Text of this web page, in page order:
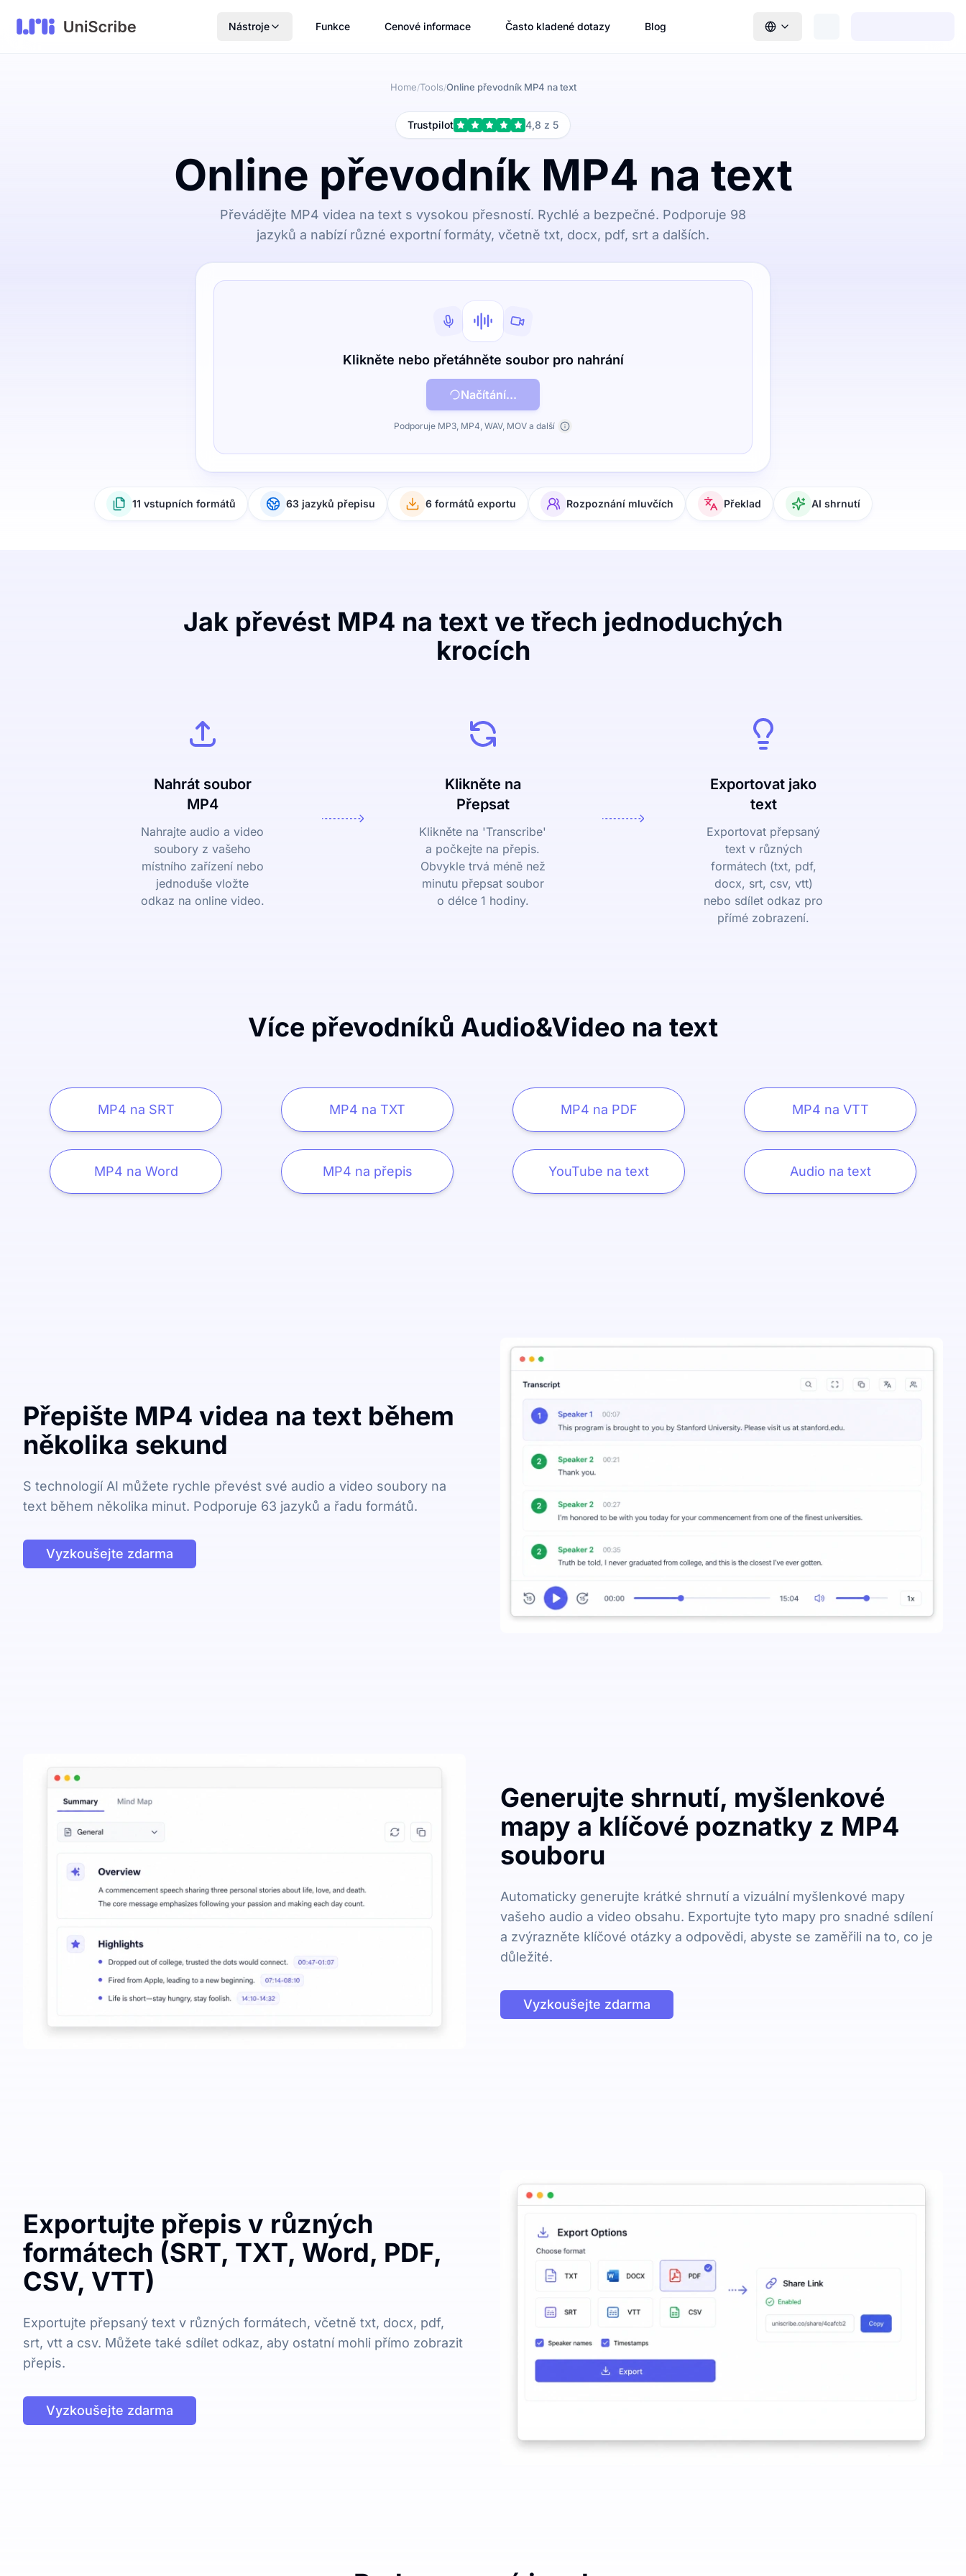
Nástroje Funkce Cenové informace Často kladené dotazy Blog
Home/Tools/Online převodník MP4 na text
Trustpilot 4,8 z 5
Online převodník MP4 na text
Převádějte MP4 videa na text s vysokou přesností. Rychlé a bezpečné. Podporuje 98
jazyků a nabízí různé exportní formáty, včetně txt, docx, pdf, srt a dalších.
Klikněte nebo přetáhněte soubor pro nahrání
Načítání...
Podporuje MP3, MP4, WAV, MOV a další
11 vstupních formátů 63 jazyků přepisu 6 formátů exportu Rozpoznání mluvčích Překlad AI shrnutí
Jak převést MP4 na text ve třech jednoduchých
krocích
Nahrát soubor
MP4
Nahrajte audio a video
soubory z vašeho
místního zařízení nebo
jednoduše vložte
odkaz na online video.
Klikněte na
Přepsat
Klikněte na 'Transcribe'
a počkejte na přepis.
Obvykle trvá méně než
minutu přepsat soubor
o délce 1 hodiny.
Exportovat jako
text
Exportovat přepsaný
text v různých
formátech (txt, pdf,
docx, srt, csv, vtt)
nebo sdílet odkaz pro
přímé zobrazení.
Více převodníků Audio&Video na text
MP4 na SRT MP4 na TXT MP4 na PDF MP4 na VTT
MP4 na Word MP4 na přepis YouTube na text Audio na text
Přepište MP4 videa na text během
několika sekund
S technologií AI můžete rychle převést své audio a video soubory na
text během několika minut. Podporuje 63 jazyků a řadu formátů.
Vyzkoušejte zdarma
Generujte shrnutí, myšlenkové
mapy a klíčové poznatky z MP4
souboru
Automaticky generujte krátké shrnutí a vizuální myšlenkové mapy
vašeho audio a video obsahu. Exportujte tyto mapy pro snadné sdílení
a zvýrazněte klíčové otázky a odpovědi, abyste se zaměřili na to, co je
důležité.
Vyzkoušejte zdarma
Exportujte přepis v různých
formátech (SRT, TXT, Word, PDF,
CSV, VTT)
Exportujte přepsaný text v různých formátech, včetně txt, docx, pdf,
srt, vtt a csv. Můžete také sdílet odkaz, aby ostatní mohli přímo zobrazit
přepis.
Vyzkoušejte zdarma